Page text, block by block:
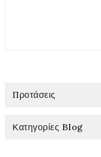
Προτάσεις
Κατηγορίες Blog